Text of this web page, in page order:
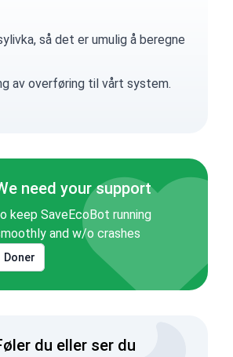
så det er umulig å beregne
av overføring til vårt system.
need your support
keep SaveEcoBot running
and w/o crashes
Doner
du eller ser du